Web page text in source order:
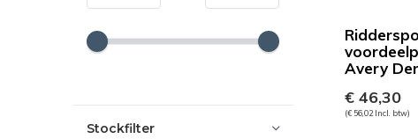
Avery
€ 46,30
(€ 56,02 Incl. btw)
Stockfilter